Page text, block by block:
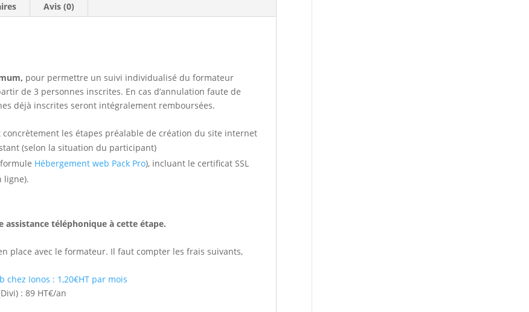
en
ligne
Avis (0)
pour permettre un suivi individualisé du formateur
de 3 personnes inscrites. En cas d’annulation faute de
déjà inscrites seront intégralement remboursées.
les étapes préalable de création du site internet
(selon la situation du participant)
Hébergement web Pack Pro), incluant le certificat SSL
ligne).
assistance téléphonique à cette étape.
place avec le formateur. Il faut compter les frais suivants,
chez Ionos : 1,20€HT par mois
: 89 HT€/an